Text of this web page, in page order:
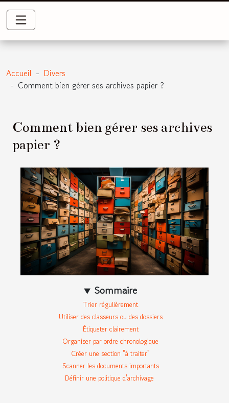
Accueil
Divers
Comment bien gérer ses archives papier ?
Comment bien gérer ses archives
papier ?
Sommaire
Trier régulièrement
Utiliser des classeurs ou des dossiers
Étiqueter clairement
Organiser par ordre chronologique
Créer une section "à traiter"
Scanner les documents importants
Définir une politique d'archivage